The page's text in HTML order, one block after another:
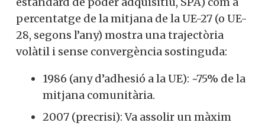
percentatge de la mitjana de la UE-27 (o UE-
28, segons l’any) mostra una trajectòria
volàtil i sense convergència sostinguda:
1986 (any d’adhesió a la UE): ~75% de la
mitjana comunitària.
2007 (precrisi): Va assolir un màxim